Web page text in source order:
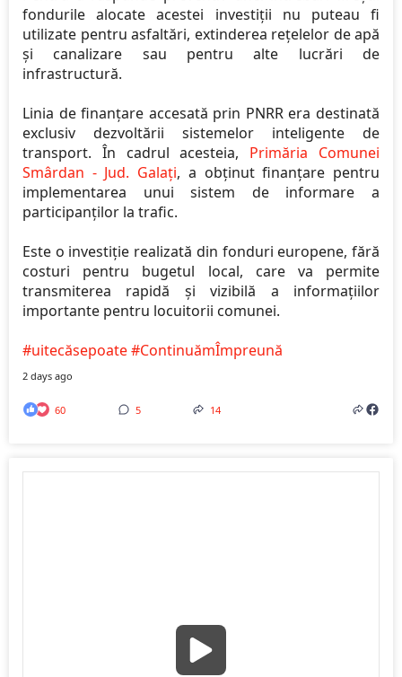
fondurile alocate acestei investiții nu puteau fi
utilizate pentru asfaltări, extinderea rețelelor de apă
și canalizare sau pentru alte lucrări de
infrastructură.
Linia de finanțare accesată prin PNRR era destinată
exclusiv dezvoltării sistemelor inteligente de
transport. În cadrul acesteia, Primăria Comunei
Smârdan - Jud. Galați, a obținut finanțare pentru
implementarea unui sistem de informare a
participanților la trafic.
Este o investiție realizată din fonduri europene, fără
costuri pentru bugetul local, care va permite
transmiterea rapidă și vizibilă a informațiilor
importante pentru locuitorii comunei.
#uitecăsepoate#ContinuămÎmpreună
2 days ago
60 5 14